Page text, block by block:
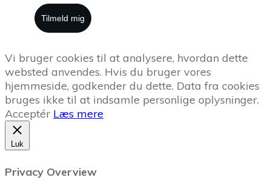
Tilmeld mig
Vi bruger cookies til at analysere, hvordan dette
websted anvendes. Hvis du bruger vores
hjemmeside, godkender du dette. Data fra cookies
bruges ikke til at indsamle personlige oplysninger.
Acceptér Læs mere
Luk
Privacy Overview